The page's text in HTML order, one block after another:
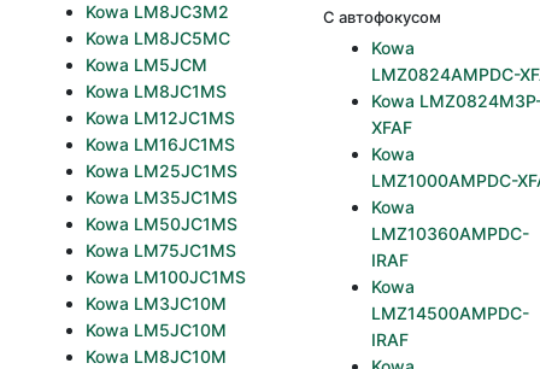
Kowa LM8JC3M2
Kowa LM8JC5MC
Kowa LM5JCM
Kowa LM8JC1MS
Kowa LM12JC1MS
Kowa LM16JC1MS
Kowa LM25JC1MS
Kowa LM35JC1MS
Kowa LM50JC1MS
Kowa LM75JC1MS
Kowa LM100JC1MS
Kowa LM3JC10M
Kowa LM5JC10M
Kowa LM8JC10M
С автофокусом
Kowa
LMZ0824AMPDC-
Kowa
XFAF
Kowa
LMZ1000AMPDC-
Kowa
LMZ10360AMPDC-
IRAF
Kowa
LMZ14500AMPDC-
IRAF